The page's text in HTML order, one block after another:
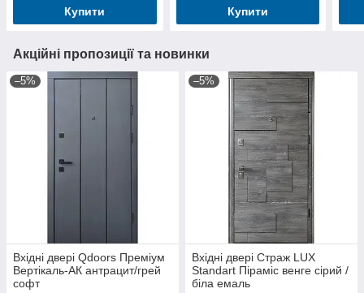
Купити Купити
Акційні пропозиції та новинки
–5%
Вхідні двері Qdoors Преміум
Вертікаль-АК антрацит/грей
софт
–5%
Вхідні двері Страж LUX
Standart Піраміс венге сірий /
біла емаль